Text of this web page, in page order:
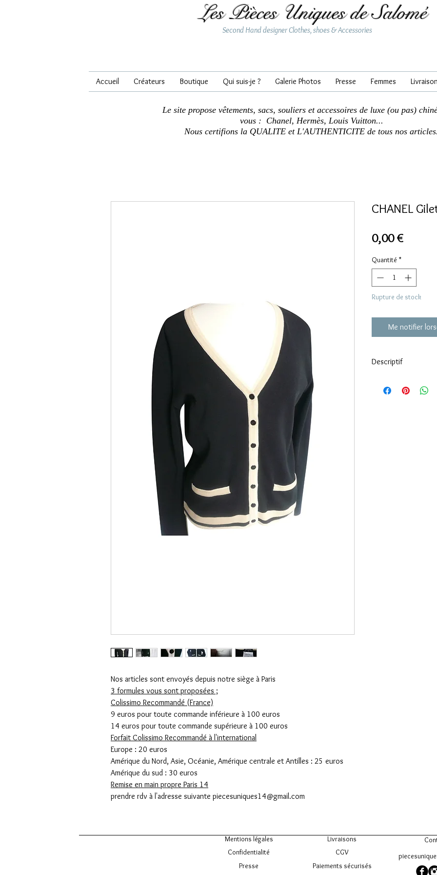
Les Pièces Uniques de Salomé
Second Hand designer Clothes, shoes & Accessories
Accueil Créateurs Boutique Qui suis-je ? Galerie Photos Presse Femmes
Le site propose vêtements, sacs, souliers et accessoires de luxe (ou pas)
vous : Chanel, Hermès, Louis Vuitton...
Nous certifions la QUALITE et L'AUTHENTICITE de tous nos articles.
Nos articles sont envoyés depuis notre siège à Paris
3 formules vous sont proposées ;
Colissimo Recommandé (France)
9 euros pour toute commande inférieure à 100 euros
14 euros pour toute commande supérieure à 100 euros
Forfait Colissimo Recommandé à l'international
Europe : 20 euros
Amérique du Nord, Asie, Océanie, Amérique centrale et Antilles : 25 euros
Amérique du sud : 30 euros
Remise en main propre Paris 14
prendre rdv à l'adresse suivante piecesuniques14@gmail.com
CHANEL
0,00 €
Quantité *
Rupture de stock
Me notifier
Descriptif
Suberbe modèle 97
Mentions légales
Confidentialité
Presse
Livraisons
CGV
Paiements sécurisés